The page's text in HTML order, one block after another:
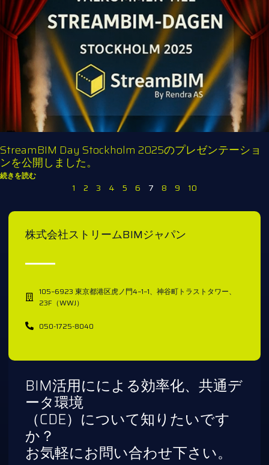
StreamBIM Day Stockholm 2025のプレゼンテーショ
ンを公開しました。
続きを読む
1 2 3 4 5 6 7 8 9 10
株式会社ストリームBIMジャパン
105−6923 東京都港区虎ノ門4−1−1、神谷町トラストタワー、
23F（WWJ）
050-1725-8040
BIM活用にによる効率化、共通デ
ータ環境
（CDE）について知りたいです
か？
お気軽にお問い合わせ下さい。